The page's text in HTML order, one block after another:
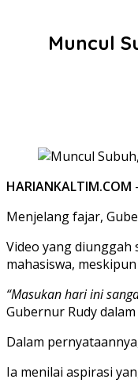
Muncul
HARIANKALTIM.COM
Menjelang fajar,
Video yang diunggah
mahasiswa,
“Masukan hari ini
Gubernur Rudy
Dalam
Ia menilai aspirasi